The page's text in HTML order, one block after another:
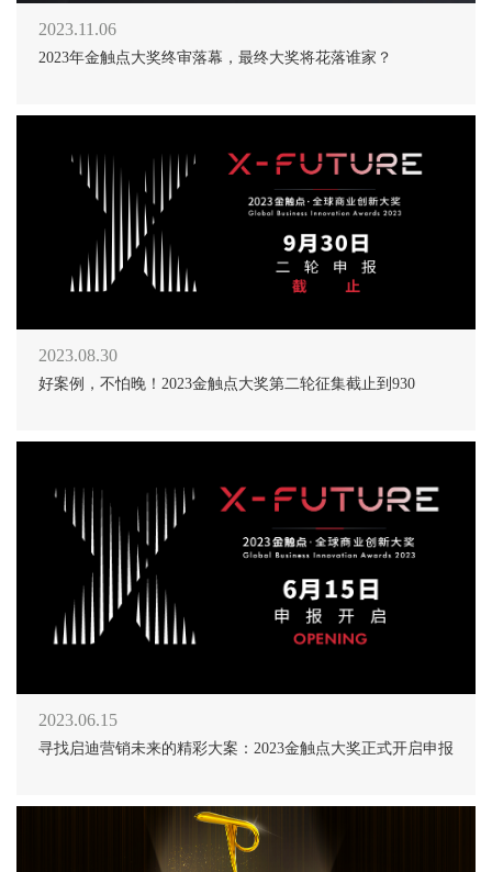
2023.11.06
2023年金触点大奖终审落幕，最终大奖将花落谁家？
2023.08.30
好案例，不怕晚！2023金触点大奖第二轮征集截止到930
2023.06.15
寻找启迪营销未来的精彩大案：2023金触点大奖正式开启申报